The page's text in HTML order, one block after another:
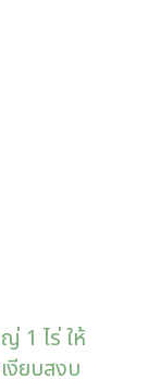
1 ไร่ ให้
งียบสงบ